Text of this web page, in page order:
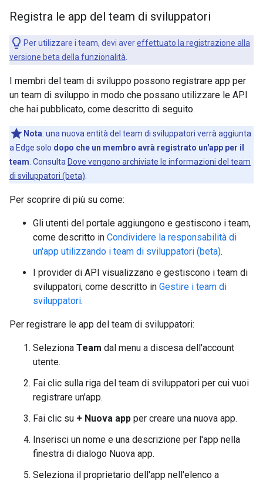
Registra le app del team di sviluppatori
Per utilizzare i team, devi avereffettuato la registrazione alla
versione beta della funzionalità
I membri del team di sviluppo possono registrare app per
un team di sviluppo in modo che possano utilizzare le API
che hai pubblicato, come descritto di seguito.
Nota: una nuova entità del team di sviluppatori verrà aggiunta
a Edge solo dopo che un membro avrà registrato un'app per il
team . Consulta Dove vengono archiviate le informazioni del team
di sviluppatori (beta)
Per scoprire di più su come:
Gli utenti del portale aggiungono e gestiscono i team,
come descritto in Condividere la responsabilità di
un'app utilizzando i team di sviluppatori (beta).
I provider di API visualizzano e gestiscono i team di
sviluppatori, come descritto in Gestire i team di
sviluppatori.
Per registrare le app del team di sviluppatori:
Seleziona Team dal menu a discesa dell'account
utente.
Fai clic sulla riga del team di sviluppatori per cui vuoi
registrare un'app.
Fai clic su + Nuova app per creare una nuova app.
Inserisci un nome e una descrizione per l'app nella
finestra di dialogo Nuova app.
Seleziona il proprietario dell'app nell'elenco a